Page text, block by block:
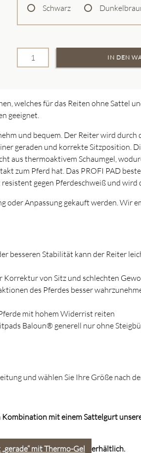
Schwarz
welches für das Reiten ohne Sattel
geeignet.
und bequem. Der Reiter wird durch
geraden und korrekte Sitzposition.
aus thermoaktivem Schaumgel,
zum Pferd hat. Das PROFI PAD
gegen Pferdeschweiß und wird
oder Anpassung gekauft werden. Wir
besseren Stabilität kann der Reiter
Korrektur von Sitz und schlechten
des Pferdes besser
mit hohem Widerrist reiten
Baloun® generell nur ohne
und wählen Sie Ihre Größe nach
mit einem Sattelgurt
mit Thermo-Gel
erhältlich.